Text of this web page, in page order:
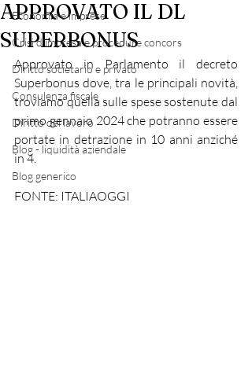
Economia e imprese
Crisi d'impresa e procedure concors
Diritto societario e privato
Consulenza fiscale
Diritto del lavoro
Blog - liquidità aziendale
Blog generico
APPROVATO IL DL
SUPERBONUS
Approvato in Parlamento il decreto
Superbonus dove, tra le principali novità,
troviamo quella sulle spese sostenute dal
primo gennaio 2024 che potranno essere
portate in detrazione in 10 anni anziché
in 4.
FONTE: ITALIAOGGI